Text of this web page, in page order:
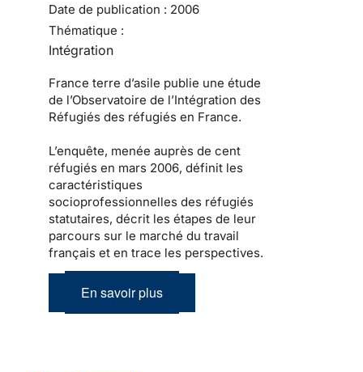
Date de publication : 2006
Thématique :
Intégration
France terre d’asile publie une étude
de l’Observatoire de l’Intégration des
Réfugiés des réfugiés en France.
L’enquête, menée auprès de cent
réfugiés en mars 2006, définit les
caractéristiques
socioprofessionnelles des réfugiés
statutaires, décrit les étapes de leur
parcours sur le marché du travail
français et en trace les perspectives.
En savoir plus